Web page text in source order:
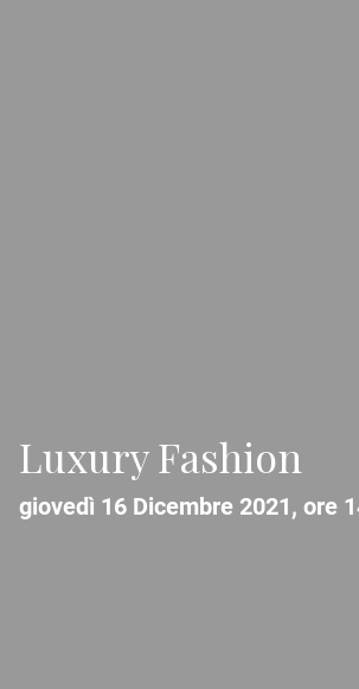
Luxury Fashion
giovedì 16 Dicembre 2021, ore